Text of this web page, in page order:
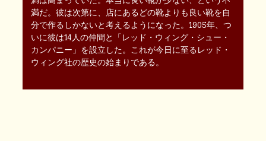
満だ。彼は次第に、店にあるどの靴よりも良い靴を自
分で作るしかないと考えるようになった。1905年、つ
いに彼は14人の仲間と「レッド・ウィング・シュー・
カンパニー」を設立した。これが今日に至るレッド・
ウィング社の歴史の始まりである。